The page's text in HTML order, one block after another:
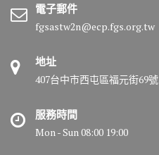
電子郵件
fgsastw2n@ecp.fgs.org.tw
地址
407台中市西屯區福元街69號
服務時間
Mon - Sun 08:00 19:00